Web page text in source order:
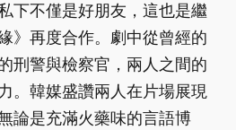
下不僅是好朋友，這也是繼
》再度合作。劇中從曾經的
刑警與檢察官，兩人之間的
。韓媒盛讚兩人在片場展現
論是充滿火藥味的言語博